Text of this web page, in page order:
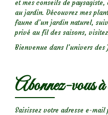
et mes conseils de
au jardin. Découvrez mes
faune d’un jardin naturel,
privé au fil des saisons,
Bienvenue dans l’univers
Abonnez-vous à
Saisissez votre adresse e-